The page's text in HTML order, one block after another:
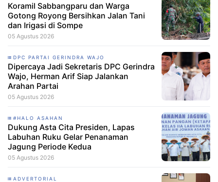
Koramil Sabbangparu dan Warga
Gotong Royong Bersihkan Jalan Tani
dan Irigasi di Sompe
05 Agustus 2026
DPC PARTAI GERINDRA WAJO
Dipercaya Jadi Sekretaris DPC Gerindra
Wajo, Herman Arif Siap Jalankan
Arahan Partai
05 Agustus 2026
#HALO ASAHAN
Dukung Asta Cita Presiden, Lapas
Labuhan Ruku Gelar Penanaman
Jagung Periode Kedua
05 Agustus 2026
ADVERTORIAL